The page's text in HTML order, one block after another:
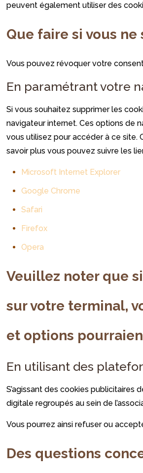
peuvent également utiliser des
Que faire si vous
Vous pouvez révoquer votre
En paramétrant votre
Si vous souhaitez supprimer les
navigateur internet. Ces options de
vous utilisez pour accéder à ce site.
savoir plus vous pouvez suivre les
Microsoft Internet Explorer
Google Chrome
Safari
Firefox
Opera
Veuillez noter que
sur votre terminal,
et options
En utilisant des
S’agissant des cookies
digitale regroupés au sein de
Vous pourrez ainsi refuser ou
Des questions